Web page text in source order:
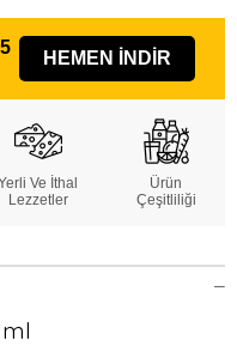
HEMEN İNDİR
Ve İthal
Lezzetler
Ürün
Çeşitliliği